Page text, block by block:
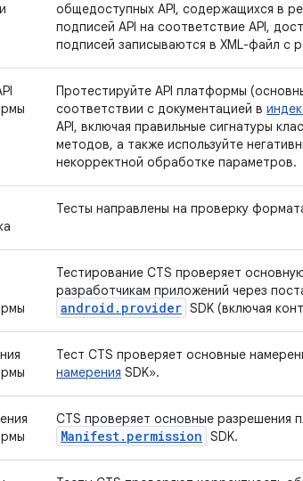
общедоступных API, содержащихся в
подписей API на соответствие API,
подписей записываются в XML-файл с
Протестируйте API платформы
соответствии с документацией в
API, включая правильные сигнатуры
методов, а также используйте
некорректной обработке параметров.
Тесты направлены на проверку
Тестирование CTS проверяет
разработчикам приложений через
android.provider SDK (включая
Тест CTS проверяет основные
намерения SDK».
CTS проверяет основные разрешения
Manifest.permission SDK.